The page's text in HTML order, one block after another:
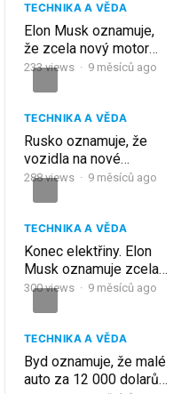
TECHNIKA A VĚDA
Elon Musk oznamuje,
že zcela nový motor
Tesly zničí trh s
233views · 9 měsíců ago
TECHNIKA A VĚDA
Rusko oznamuje, že
vozidla na nové
energetické úrovni
288views · 9 měsíců ago
TECHNIKA A VĚDA
Konec elektřiny. Elon
Musk oznamuje zcela
nový motor Tesly. Co z
300views · 9 měsíců ago
TECHNIKA A VĚDA
Byd oznamuje, že malé
auto za 12 000 dolarů